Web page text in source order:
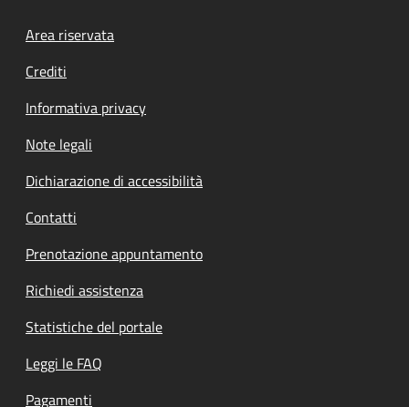
Footer menu
Area riservata
Crediti
Informativa privacy
Note legali
Dichiarazione di accessibilità
Contatti
Prenotazione appuntamento
Richiedi assistenza
Statistiche del portale
Leggi le FAQ
Pagamenti